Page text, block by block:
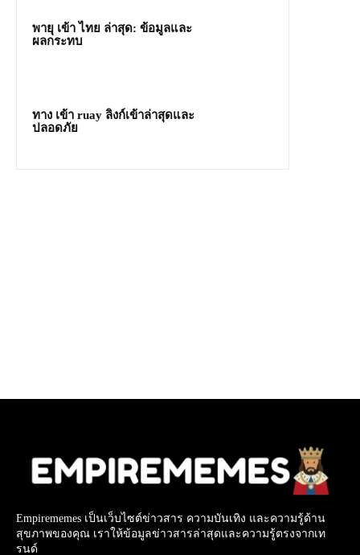
พายุ เข้า ไทย ล่าสุด: ข้อมูลและ
ผลกระทบ
ทาง เข้า ruay ลิงก์เข้าล่าสุดและ
ปลอดภัย
Empirememes เป็นเว็บไซต์ข่าวสาร ความบันเทิง และความรู้ด้าน
สุขภาพของคุณ เราให้ข้อมูลข่าวสารล่าสุดและความรู้ตรงจากเท
รนด์